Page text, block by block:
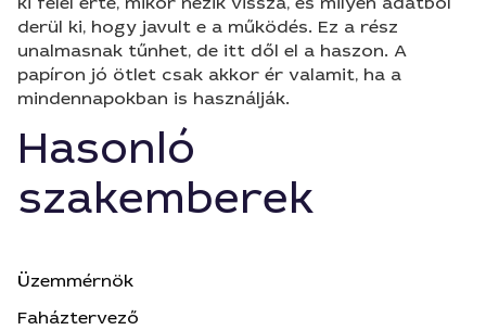
derül ki, hogy javult e a működés. Ez a rész
unalmasnak tűnhet, de itt dől el a haszon. A
papíron jó ötlet csak akkor ér valamit, ha a
mindennapokban is használják.
Hasonló
szakemberek
Üzemmérnök
Faháztervező